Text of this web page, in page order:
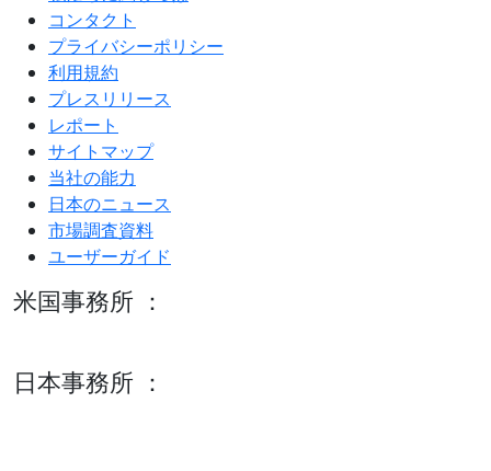
コンタクト
プライバシーポリシー
利用規約
プレスリリース
レポート
サイトマップ
当社の能力
日本のニュース
市場調査資料
ユーザーガイド
米国事務所 ：
日本事務所 ：